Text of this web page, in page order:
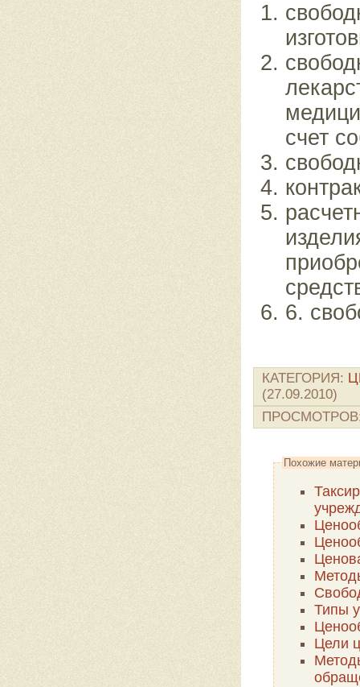
счет
6.
КАТЕГОРИЯ:
(27.09.2010)
ПРОСМОТРОВ
Похожие
Типы
Цели